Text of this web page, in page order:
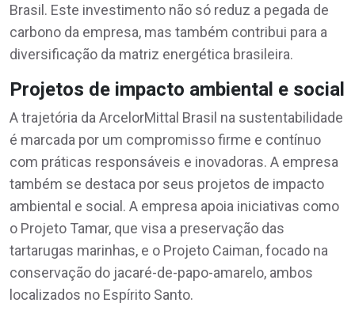
Brasil. Este investimento não só reduz a pegada de
carbono da empresa, mas também contribui para a
diversificação da matriz energética brasileira.
Projetos de impacto ambiental e social
A trajetória da ArcelorMittal Brasil na sustentabilidade
é marcada por um compromisso firme e contínuo
com práticas responsáveis e inovadoras. A empresa
também se destaca por seus projetos de impacto
ambiental e social. A empresa apoia iniciativas como
o Projeto Tamar, que visa a preservação das
tartarugas marinhas, e o Projeto Caiman, focado na
conservação do jacaré-de-papo-amarelo, ambos
localizados no Espírito Santo.